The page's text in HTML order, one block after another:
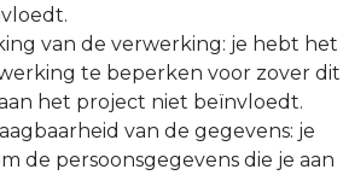
van de verwerking: je hebt het
te beperken voor zover dit
het project niet beïnvloedt.
van de gegevens: je
de persoonsgegevens die je aan